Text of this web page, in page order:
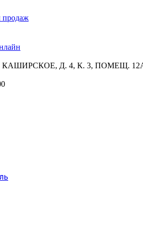
продаж
КАШИРСКОЕ, Д. 4, К. 3, ПОМЕЩ.